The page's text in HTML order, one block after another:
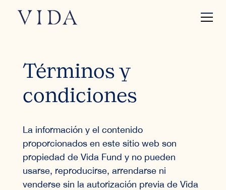
Términos y
condiciones
La información y el contenido
proporcionados en este sitio web son
propiedad de Vida Fund y no pueden
usarse, reproducirse, arrendarse ni
venderse sin la autorización previa de Vida